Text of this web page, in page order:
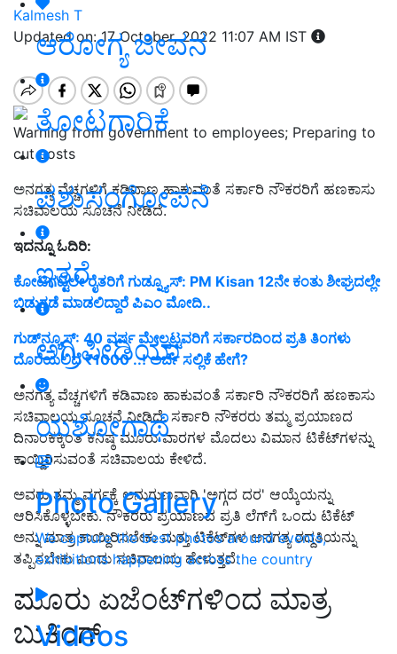
ಆರೋಗ್ಯ ಜೀವನ
ತೋಟಗಾರಿಕೆ
ಪಶುಸಂಗೋಪನೆ
ಇತರೆ
ಅಗ್ರಿಪೀಡಿಯಾ
ಯಶೋಗಾಥೆ
Photo Gallery
We capture the best photos around events,
exhibitions happening across the country
Videos
Kalmesh T
Updated on: 17 October, 2022 11:07 AM IST
Warning from government to employees; Preparing to
cut costs
ಅನಗತ್ಯ ವೆಚ್ಚಗಳಿಗೆ ಕಡಿವಾಣ ಹಾಕುವಂತೆ ಸರ್ಕಾರಿ ನೌಕರರಿಗೆ ಹಣಕಾಸು
ಸಚಿವಾಲಯ ಸೂಚನೆ ನೀಡಿದೆ.
ಇದನ್ನೂ ಓದಿರಿ:
ಕೋಟಿಗಟ್ಟಲೇ ರೈತರಿಗೆ ಗುಡ್ನ್ಯೂಸ್: PM Kisan 12ನೇ ಕಂತು ಶೀಘ್ರದಲ್ಲೇ
ಬಿಡುಗಡೆ ಮಾಡಲಿದ್ದಾರೆ ಪಿಎಂ ಮೋದಿ..
ಗುಡ್‌ನ್ಯೂಸ್‌: 40 ವರ್ಷ ಮೇಲ್ಪಟ್ಟವರಿಗೆ ಸರ್ಕಾರದಿಂದ ಪ್ರತಿ ತಿಂಗಳು
ದೊರೆಯಲಿದೆ ₹1000 ..! ಅರ್ಜಿ ಸಲ್ಲಿಕೆ ಹೇಗೆ?
ಅನಗತ್ಯ ವೆಚ್ಚಗಳಿಗೆ ಕಡಿವಾಣ ಹಾಕುವಂತೆ ಸರ್ಕಾರಿ ನೌಕರರಿಗೆ ಹಣಕಾಸು
ಸಚಿವಾಲಯ ಸೂಚನೆ ನೀಡಿದೆ. ಸರ್ಕಾರಿ ನೌಕರರು ತಮ್ಮ ಪ್ರಯಾಣದ
ದಿನಾಂಕಕ್ಕಿಂತ ಕನಿಷ್ಠ ಮೂರು ವಾರಗಳ ಮೊದಲು ವಿಮಾನ ಟಿಕೆಟ್‌ಗಳನ್ನು
ಕಾಯ್ದಿರಿಸುವಂತೆ ಸಚಿವಾಲಯ ಕೇಳಿದೆ.
ಅವರು ತಮ್ಮ ವರ್ಗಕ್ಕೆ ಅನುಗುಣವಾಗಿ 'ಅಗ್ಗದ ದರ' ಆಯ್ಕೆಯನ್ನು
ಆರಿಸಿಕೊಳ್ಳಬೇಕು. ನೌಕರರು ಪ್ರಯಾಣದ ಪ್ರತಿ ಲೆಗ್‌ಗೆ ಒಂದು ಟಿಕೆಟ್
ಅನ್ನು ಮಾತ್ರ ಕಾಯ್ದಿರಿಸಬೇಕು ಮತ್ತು ಟಿಕೆಟ್‌ಗಳ ಅನಗತ್ಯ ರದ್ದತಿಯನ್ನು
ತಪ್ಪಿಸಬೇಕು ಎಂದು ಸಚಿವಾಲಯ ಹೇಳುತ್ತದೆ.
ಮೂರು ಏಜೆಂಟ್‌ಗಳಿಂದ ಮಾತ್ರ
ಬುಕಿಂಗ್